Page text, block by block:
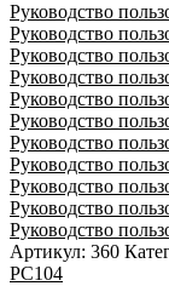
Руководство
Руководство
Руководство
Руководство
Руководство
Руководство
Руководство
Руководство
Руководство
Руководство
Руководство
Артикул: 360
РС104